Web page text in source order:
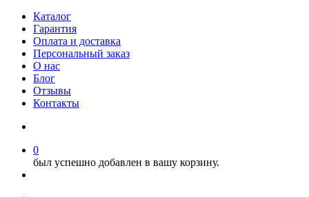
Каталог
Гарантия
Оплата и доставка
Персональный заказ
О нас
Блог
Отзывы
Контакты
0
был успешно добавлен в вашу корзину.